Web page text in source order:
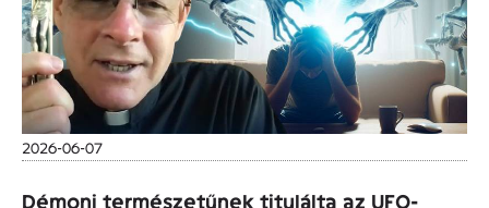
2026-06-07
Démoni természetűnek titulálta az UFO-